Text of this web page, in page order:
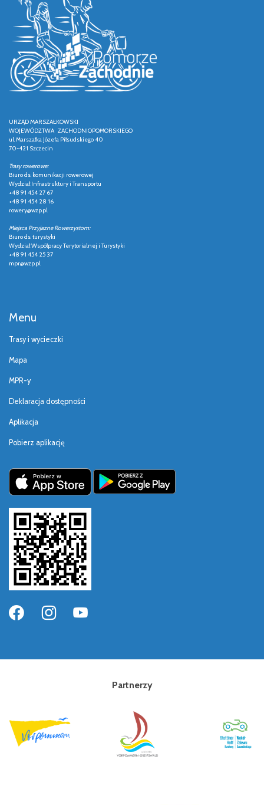
URZĄD MARSZAŁKOWSKI
WOJEWÓDZTWA ZACHODNIOPOMORSKIEGO
ul. Marszałka Józefa Piłsudskiego 40
70-421 Szczecin
Trasy rowerowe:
Biuro ds. komunikacji rowerowej
Wydział Infrastruktury i Transportu
+48 91 454 27 67
+48 91 454 28 16
rowery@wzp.pl
Miejsca Przyjazne Rowerzystom:
Biuro ds. turystyki
Wydział Współpracy Terytorialnej i Turystyki
+48 91 454 25 37
mpr@wzp.pl
Menu
Trasy i wycieczki
Mapa
MPR-y
Deklaracja dostępności
Aplikacja
Pobierz aplikację
Partnerzy